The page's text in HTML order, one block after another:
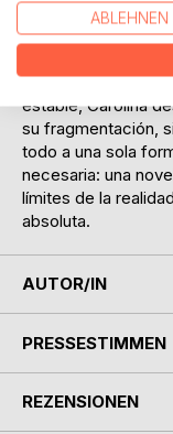
individual para
divergencia que
todo lo que la
clasificarla,
estable, Carolina
su fragmentación,
todo a una sola
necesaria: una
límites de la
absoluta.
AUTOR/IN
PRESSESTIMMEN
REZENSIONEN
ABLEHNEN